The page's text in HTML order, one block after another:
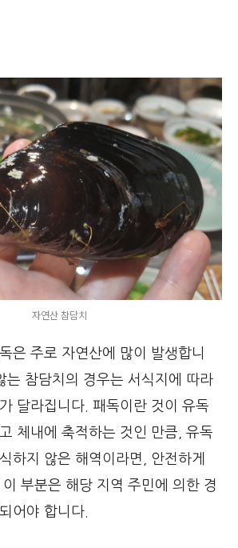
자연산 참담치
은 주로 자연산에 많이 발생합니
는 참담치의 경우는 서식지에 따라
달라집니다. 패독이란 것이 유독
체내에 축적하는 것인 만큼, 유독
하지 않은 해역이라면, 안전하게
부분은 해당 지역 주민에 의한 경
어야 합니다.